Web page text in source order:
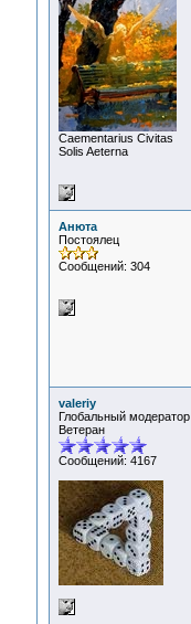
Сaementarius Civitas
Solis Aeterna
Анюта
Постоялец
Сообщений: 304
valeriy
Глобальный модератор
Ветеран
Сообщений: 4167